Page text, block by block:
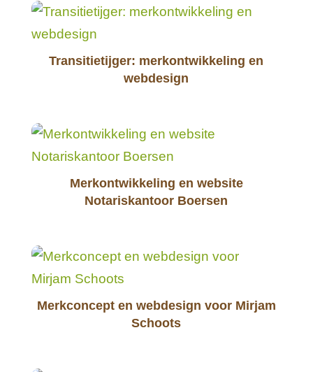
Transitietijger: merkontwikkeling en
webdesign
Merkontwikkeling en website
Notariskantoor Boersen
Merkconcept en webdesign voor Mirjam
Schoots